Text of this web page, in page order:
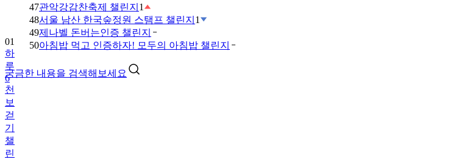
47관악강감찬축제 챌린지 1
48서울 남산 한국숲정원 스탬프 챌린지 1
49제나벨 돈버는인증 챌린지
50아침밥 먹고 인증하자! 모두의 아침밥 챌린지
궁금한 내용을 검색해보세요
01
하
루
6
천
보
걷
기
챌
린